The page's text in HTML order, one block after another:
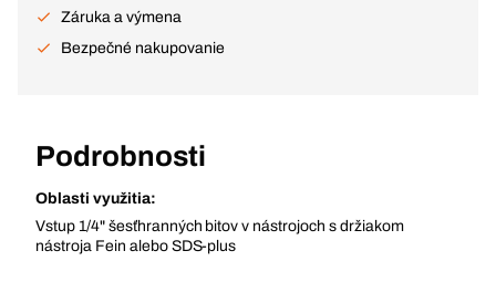
Záruka a výmena
Bezpečné nakupovanie
Podrobnosti
Oblasti využitia:
Vstup 1/4" šesťhranných bitov v nástrojoch s držiakom
nástroja Fein alebo SDS-plus